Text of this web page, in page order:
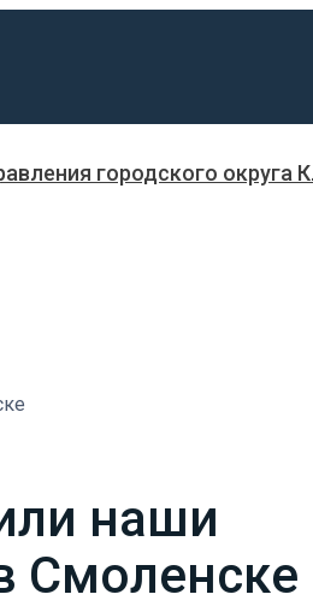
городского округа
наши
Смоленске